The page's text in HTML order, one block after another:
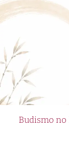
Budismo no